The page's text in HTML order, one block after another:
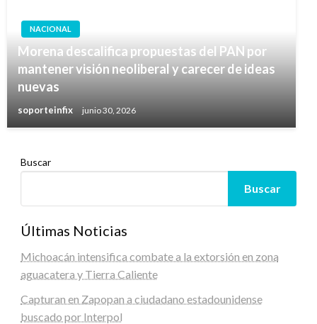
NACIONAL
Morena descalifica propuestas del PAN por
mantener visión neoliberal y carecer de ideas
nuevas
soporteinfix junio 30, 2026
Buscar
Buscar
Últimas Noticias
Michoacán intensifica combate a la extorsión en zona
aguacatera y Tierra Caliente
Capturan en Zapopan a ciudadano estadounidense
buscado por Interpol